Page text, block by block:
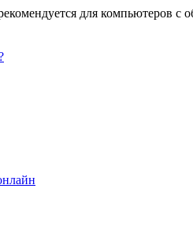
для компьютеров с